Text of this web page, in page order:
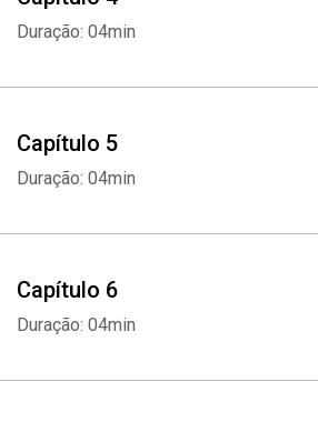
Duração: 04min
Capítulo 5
Duração: 04min
Capítulo 6
Duração: 04min